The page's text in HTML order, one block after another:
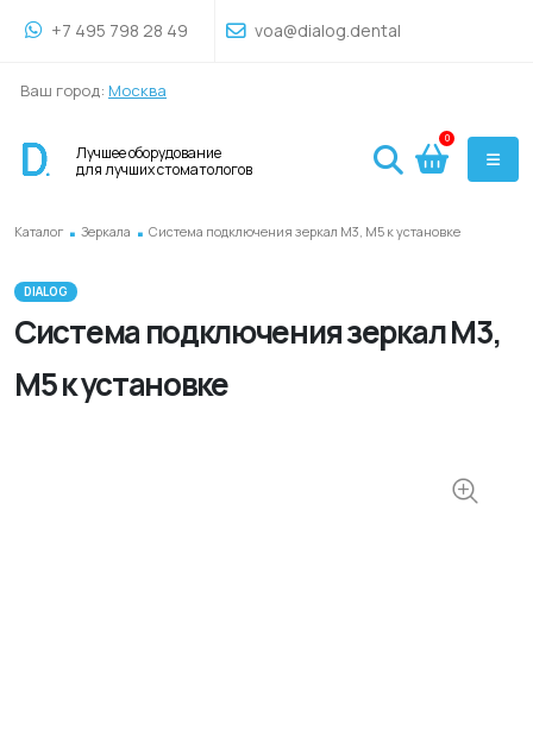
+7 495 798 28 49 voa@dialog.dental
Ваш город: Москва
Лучшее оборудование
для лучших стоматологов
0
Каталог . Зеркала . Система подключения зеркал M3, М5 к установке
DIALOG
Система подключения зеркал M3,
М5 к установке